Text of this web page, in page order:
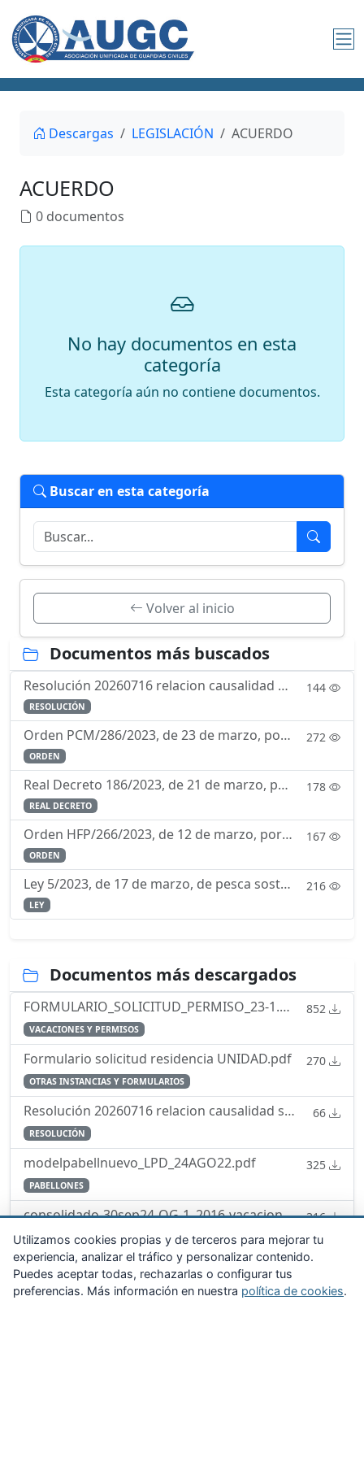
Descargas LEGISLACIÓN ACUERDO
ACUERDO
0 documentos
No hay documentos en esta
categoría
Esta categoría aún no contiene documentos.
Buscar en esta categoría
Volver al inicio
Documentos más buscados
Resolución 20260716 relacion causalidad servicio enfermedad 144
RESOLUCIÓN
Orden PCM/286/2023, de 23 de marzo, por la que se regula el currículo de la enseñanza de formación para la incorporación a la Escala de Oficiales del Cuerpo de la Guardia Civil mediante la forma de in 272
ORDEN
Real Decreto 186/2023, de 21 de marzo, por el que se aprueba el Reglamento de Ordenación de la Navegación Marítima. 178
REAL DECRETO
Orden HFP/266/2023, de 12 de marzo, por la que se determina la composición y funcionamiento de la Comisión Permanente de Selección. 167
ORDEN
Ley 5/2023, de 17 de marzo, de pesca sostenible e investigación pesquera. 216
LEY
Documentos más descargados
FORMULARIO_SOLICITUD_PERMISO_23-1.pdf 852
VACACIONES Y PERMISOS
Formulario solicitud residencia UNIDAD.pdf 270
OTRAS INSTANCIAS Y FORMULARIOS
Resolución 20260716 relacion causalidad servicio enfermedad 66
RESOLUCIÓN
modelpabellnuevo_LPD_24AGO22.pdf 325
PABELLONES
consolidado-30sep24-OG-1_2016-vacaciones-permisos-licencias.pdf 316
ORDEN GENERAL
Utilizamos cookies propias y de terceros para mejorar tu
experiencia, analizar el tráfico y personalizar contenido.
Puedes aceptar todas, rechazarlas o configurar tus
preferencias. Más información en nuestra política de cookies.